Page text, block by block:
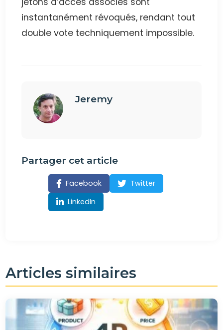
instantanément révoqués, rendant tout
double vote techniquement impossible.
Jeremy
Partager cet article
Facebook
Twitter
LinkedIn
Articles similaires